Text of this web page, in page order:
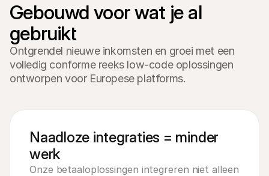
Gebouwd voor wat je al
gebruikt
Ontgrendel nieuwe inkomsten en groei met een
volledig conforme reeks low-code oplossingen
ontworpen voor Europese platforms.
Naadloze integraties = minder
werk
Onze betaaloplossingen integreren niet alleen